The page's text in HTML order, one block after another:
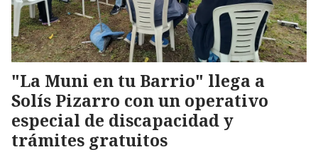
"La Muni en tu Barrio" llega a
Solís Pizarro con un operativo
especial de discapacidad y
trámites gratuitos